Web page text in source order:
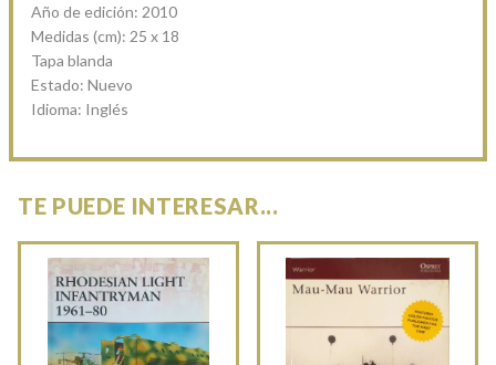
Año de edición: 2010
Medidas (cm): 25 x 18
Tapa blanda
Estado: Nuevo
Idioma: Inglés
TE PUEDE INTERESAR...